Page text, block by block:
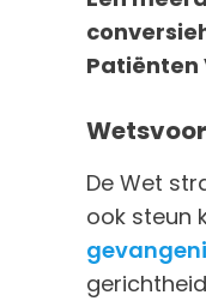
Patiënten
De Wet
ook steun